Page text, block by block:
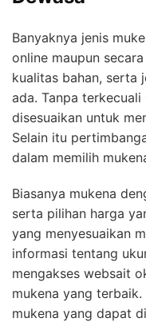
Banyaknya jenis
online maupun
kualitas bahan, serta
ada. Tanpa
disesuaikan untuk
Selain itu
dalam memilih
Biasanya mukena
serta pilihan harga
yang menyesuaikan
informasi tentang
mengakses websait
mukena yang
mukena yang dapat